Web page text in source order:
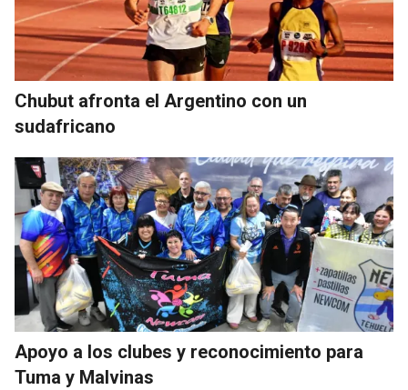
Chubut afronta el Argentino con un
sudafricano
Apoyo a los clubes y reconocimiento para
Tuma y Malvinas